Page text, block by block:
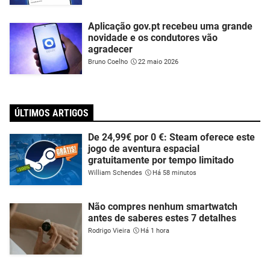
Aplicação gov.pt recebeu uma grande
novidade e os condutores vão
agradecer
Bruno Coelho 22 maio 2026
ÚLTIMOS ARTIGOS
De 24,99€ por 0 €: Steam oferece este
jogo de aventura espacial
gratuitamente por tempo limitado
William Schendes Há 58 minutos
Não compres nenhum smartwatch
antes de saberes estes 7 detalhes
Rodrigo Vieira Há 1 hora